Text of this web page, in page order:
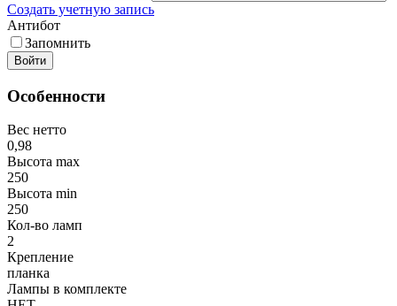
Создать учетную запись
Антибот
Запомнить
Войти
Особенности
Вес нетто
0,98
Высота max
250
Высота min
250
Кол-во ламп
2
Крепление
планка
Лампы в комплекте